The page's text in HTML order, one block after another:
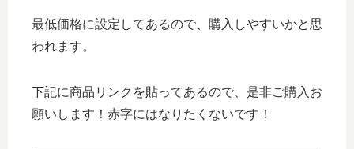
最低価格に設定してあるので、購入しやすいかと思
われます。
下記に商品リンクを貼ってあるので、是非ご購入お
願いします！赤字にはなりたくないです！